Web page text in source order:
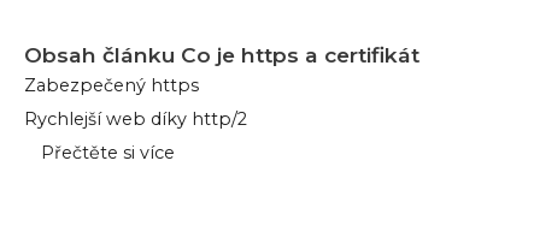
Obsah článku Co je https a certifikát
Zabezpečený https
Rychlejší web díky http/2
Přečtěte si více